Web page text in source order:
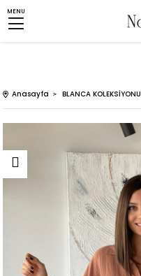
MENU
Anasayfa BLANCA KOLEKSİYONU